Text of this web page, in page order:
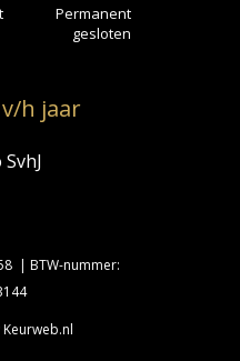
Permanent
gesloten
h jaar
| BTW-nummer: